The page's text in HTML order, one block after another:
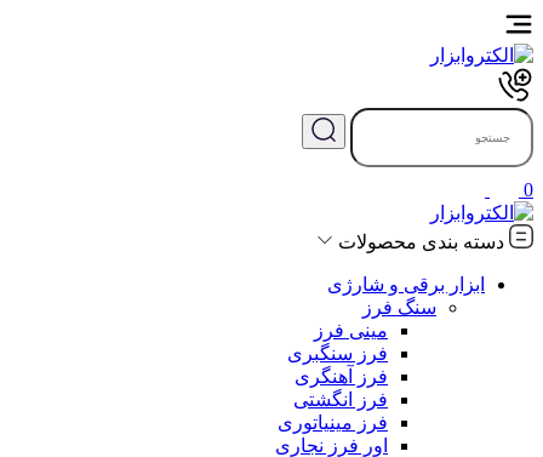
0
دسته بندی محصولات
ابزار برقی و شارژی
سنگ فرز
مینی فرز
فرز سنگبری
فرز آهنگری
فرز انگشتی
فرز مینیاتوری
اور فرز نجاری